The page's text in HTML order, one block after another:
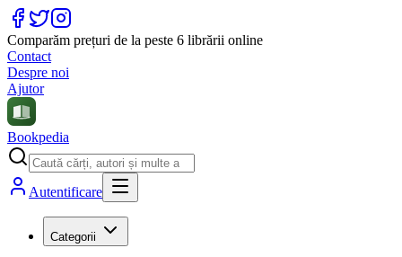
Comparăm prețuri de la peste 6 librării online
Contact
Despre noi
Ajutor
Bookpedia
Autentificare
Categorii